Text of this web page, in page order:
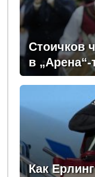
Стоичков
в „Арена“-
Как